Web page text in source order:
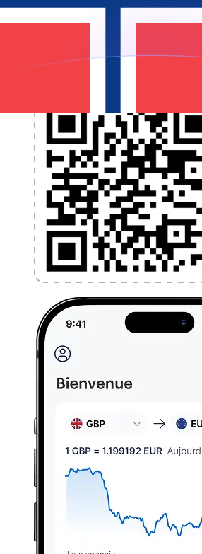
programmez des alertes de taux et
l'argent à l'étranger sans frais